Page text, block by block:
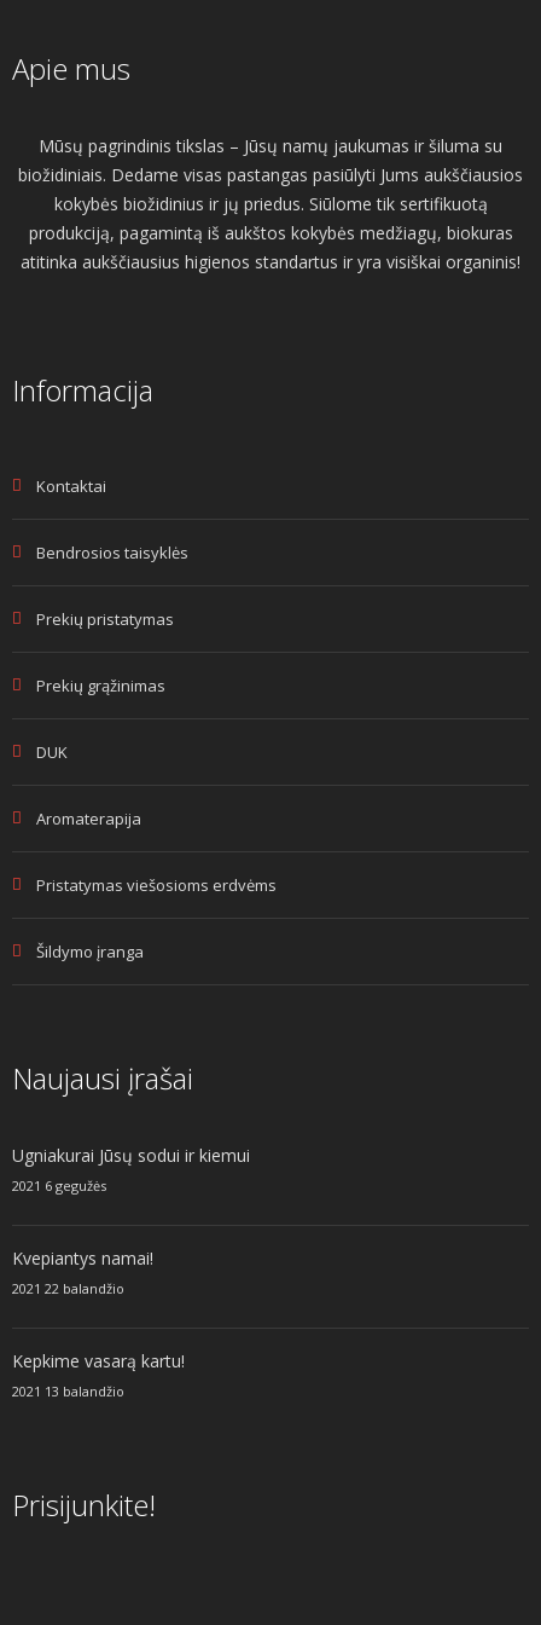
Apie mus
Mūsų pagrindinis tikslas – Jūsų namų jaukumas ir šiluma su
biožidiniais. Dedame visas pastangas pasiūlyti Jums aukščiausios
kokybės biožidinius ir jų priedus. Siūlome tik sertifikuotą
produkciją, pagamintą iš aukštos kokybės medžiagų, biokuras
atitinka aukščiausius higienos standartus ir yra visiškai organinis!
Informacija
Kontaktai
Bendrosios taisyklės
Prekių pristatymas
Prekių grąžinimas
DUK
Aromaterapija
Pristatymas viešosioms erdvėms
Šildymo įranga
Naujausi įrašai
Ugniakurai Jūsų sodui ir kiemui
2021 6 gegužės
Kvepiantys namai!
2021 22 balandžio
Kepkime vasarą kartu!
2021 13 balandžio
Prisijunkite!